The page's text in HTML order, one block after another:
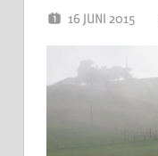
16 JUNI 2015